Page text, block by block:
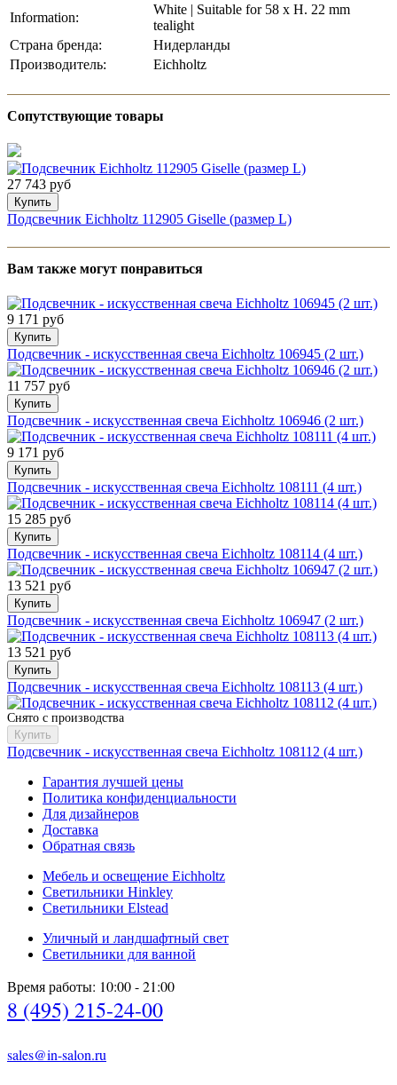
Information:
White | Suitable for 58 x H. 22 mm
tealight
Страна бренда:
Нидерланды
Производитель:
Eichholtz
Сопутствующие товары
27 743 руб
Купить
Подсвечник Eichholtz 112905 Giselle (размер L)
Вам также могут понравиться
9 171 руб
Купить
Подсвечник - искусственная свеча Eichholtz 106945 (2 шт.)
11 757 руб
Купить
Подсвечник - искусственная свеча Eichholtz 106946 (2 шт.)
9 171 руб
Купить
Подсвечник - искусственная свеча Eichholtz 108111 (4 шт.)
15 285 руб
Купить
Подсвечник - искусственная свеча Eichholtz 108114 (4 шт.)
13 521 руб
Купить
Подсвечник - искусственная свеча Eichholtz 106947 (2 шт.)
13 521 руб
Купить
Подсвечник - искусственная свеча Eichholtz 108113 (4 шт.)
Снято с производства
Купить
Подсвечник - искусственная свеча Eichholtz 108112 (4 шт.)
Гарантия лучшей цены
Политика конфиденциальности
Для дизайнеров
Доставка
Обратная связь
Мебель и освещение Eichholtz
Светильники Hinkley
Светильники Elstead
Уличный и ландшафтный свет
Светильники для ванной
Время работы: 10:00 - 21:00
8 (495) 215-24-00
sales@in-salon.ru